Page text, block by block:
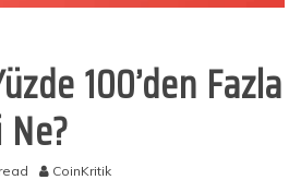
100’den Fazla
CoinKritik